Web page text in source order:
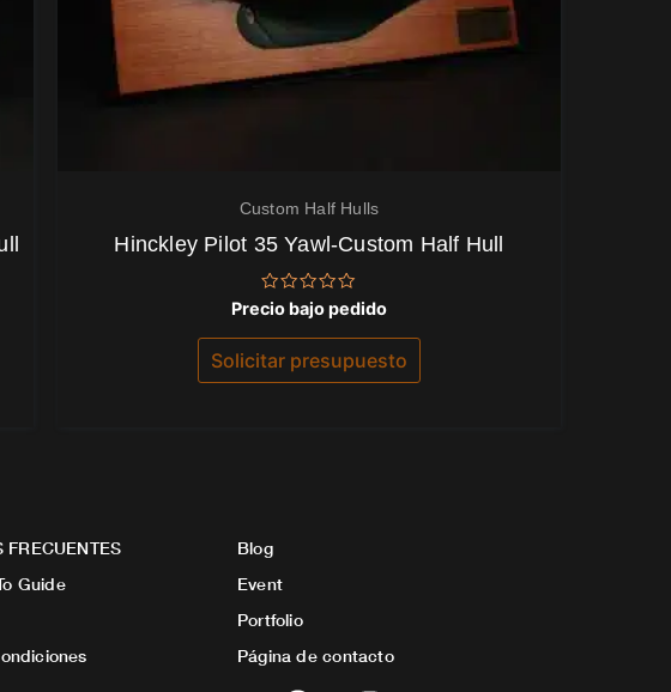
Custom Half Hulls
Hinckley Pilot 35 Yawl-Custom Half Hull
Valorado
con
0
de
5
Precio bajo pedido
Solicitar presupuesto
FRECUENTES
Guide
Blog
Event
Portfolio
Página de contacto